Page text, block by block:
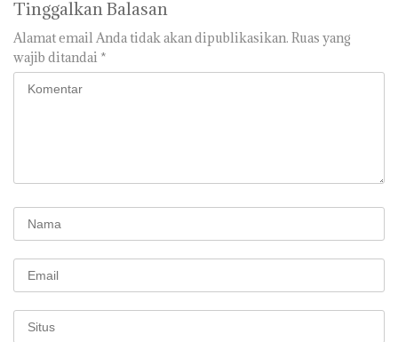
Tinggalkan Balasan
Alamat email Anda tidak akan dipublikasikan. Ruas yang
wajib ditandai *